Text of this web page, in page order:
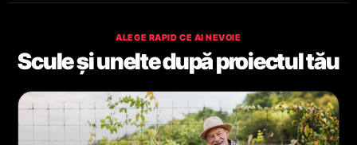
ALEGE RAPID CE AI NEVOIE
Scule și unelte după proiectul tău